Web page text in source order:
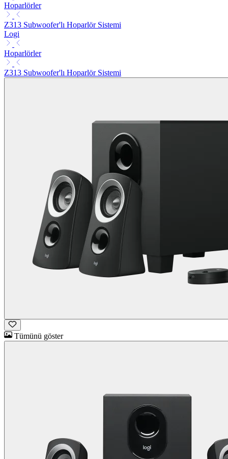
Hoparlörler
Z313 Subwoofer'lı Hoparlör Sistemi
Logi
Hoparlörler
Z313 Subwoofer'lı Hoparlör Sistemi
Tümünü göster